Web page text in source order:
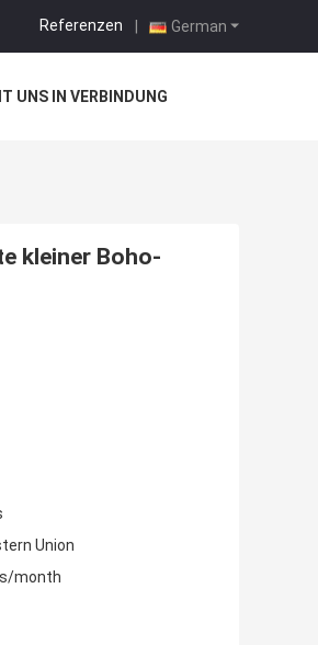
German
Referenzen |
UNS IN VERBINDUNG
kleiner Boho-
Union
month